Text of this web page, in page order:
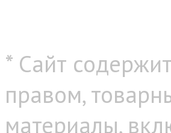
* Сайт
правом,
материалы,